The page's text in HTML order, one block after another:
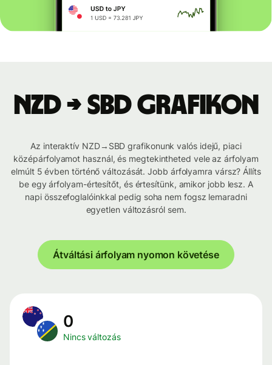
NZD → SBD grafikon
Az interaktív NZD→SBD grafikonunk valós idejű, piaci
középárfolyamot használ, és megtekintheted vele az árfolyam
elmúlt 5 évben történő változását. Jobb árfolyamra vársz? Állíts
be egy árfolyam-értesítőt, és értesítünk, amikor jobb lesz. A
napi összefoglalóinkkal pedig soha nem fogsz lemaradni
egyetlen változásról sem.
Átváltási árfolyam nyomon követése
0
Nincs változás